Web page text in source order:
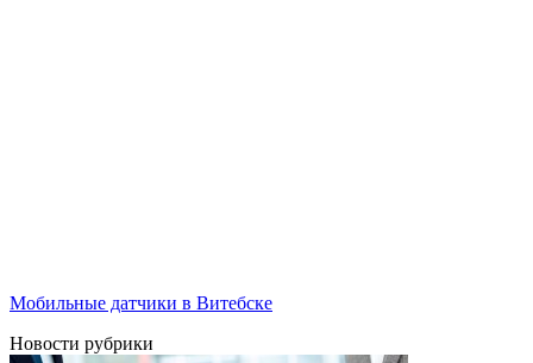
Мобильные датчики в Витебске
Новости рубрики